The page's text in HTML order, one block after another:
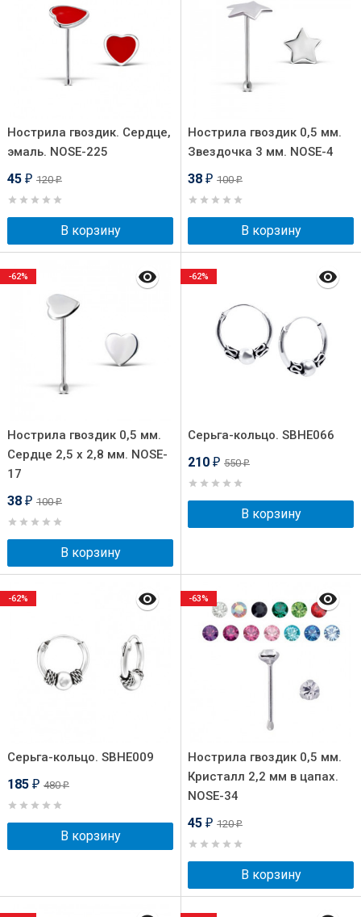
Нострила гвоздик. Сердце,
эмаль. NOSE-225
45 ₽ 120₽
В корзину
Нострила гвоздик 0,5 мм.
Звездочка 3 мм. NOSE-4
38 ₽ 100₽
В корзину
Нострила гвоздик 0,5 мм.
Сердце 2,5 х 2,8 мм. NOSE-
17
38 ₽ 100₽
В корзину
-62%
Серьга-кольцо. SBHE066
210 ₽ 550₽
В корзину
-62%
Серьга-кольцо. SBHE009
185 ₽ 480₽
В корзину
-62%
Нострила гвоздик 0,5 мм.
Кристалл 2,2 мм в цапах.
NOSE-34
45 ₽ 120₽
В корзину
-63%